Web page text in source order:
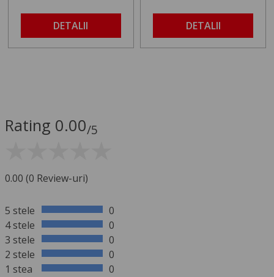
DETALII DETALII
Rating 0.00/5
0.00 (0 Review-uri)
5 stele
0
4 stele
0
3 stele
0
2 stele
0
1 stea
0